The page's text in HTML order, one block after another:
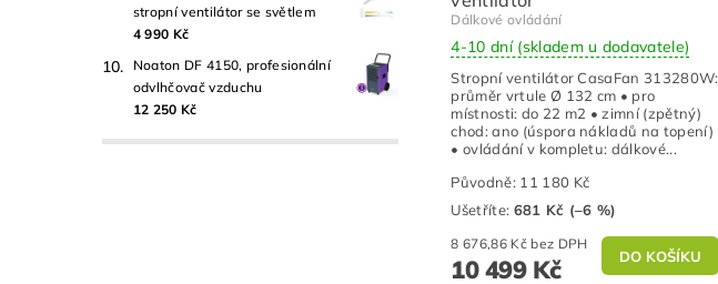
stropní ventilátor se světlem
4 990 Kč
Noaton DF 4150, profesionální
odvlhčovač vzduchu
12 250 Kč
Dálkové ovládání
4-10 dní (skladem u dodavatele)
Stropní ventilátor CasaFan 313280W:
průměr vrtule Ø 132 cm • pro
místnosti: do 22 m2 • zimní (zpětný)
chod: ano (úspora nákladů na topení)
• ovládání v kompletu: dálkové...
Původně: 11 180 Kč
Ušetříte: 681 Kč (–6 %)
8 676,86 Kč bez DPH
10 499 Kč